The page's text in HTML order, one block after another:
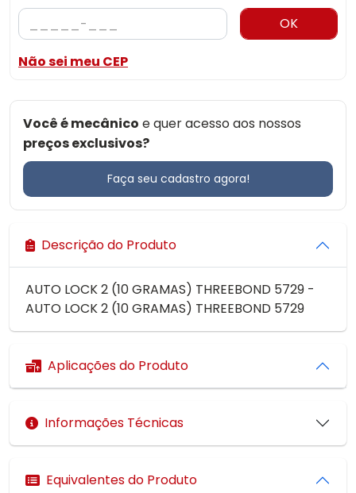
OK
Não sei meu CEP
Você é mecânico e quer acesso aos nossos
preços exclusivos?
Faça seu cadastro agora!
Descrição do Produto
AUTO LOCK 2 (10 GRAMAS) THREEBOND 5729 -
AUTO LOCK 2 (10 GRAMAS) THREEBOND 5729
Aplicações do Produto
Informações Técnicas
Equivalentes do Produto